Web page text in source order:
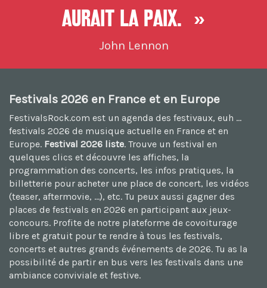
aurait la paix. »
John Lennon
Festivals 2026 en France et en Europe
FestivalsRock.com est un agenda des festivaux, euh ...
festivals 2026 de musique actuelle en France et en
Europe. Festival 2026 liste. Trouve un festival en
quelques clics et découvre les affiches, la
programmation des concerts, les infos pratiques, la
billetterie pour acheter une place de concert, les vidéos
(teaser, aftermovie, ...), etc. Tu peux aussi gagner des
places de festivals en 2026 en participant aux jeux-
concours. Profite de notre plateforme de covoiturage
libre et gratuit pour te rendre à tous les festivals,
concerts et autres grands événements de 2026. Tu as la
possibilité de partir en bus vers les festivals dans une
ambiance conviviale et festive.